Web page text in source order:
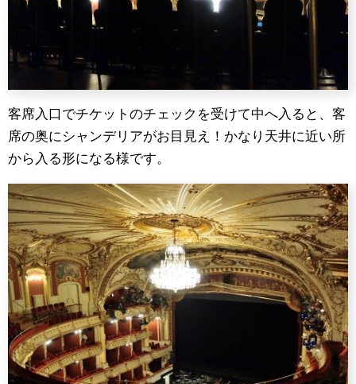
客席入口でチケットのチェックを受けて中へ入ると、客
席の奥にシャンデリアがお目見え！かなり天井に近い所
から入る形になる様です。